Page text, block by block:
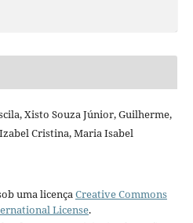
Xisto Souza Júnior, Guilherme,
Cristina, Maria Isabel
uma licençaCreative Commons
License.